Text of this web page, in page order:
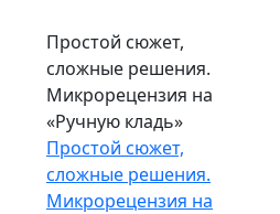
Простой сюжет,
сложные решения.
Микрорецензия на
«Ручную кладь»
Простой сюжет,
сложные решения.
Микрорецензия на